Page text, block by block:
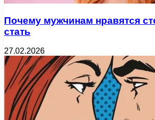
Почему мужчинам нравятся
стать
27.02.2026